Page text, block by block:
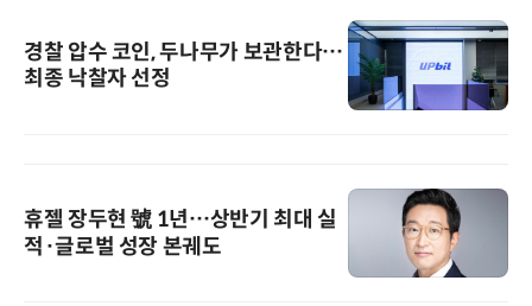
경찰 압수 코인, 두나무가 보관한다…
최종 낙찰자 선정
휴젤 장두현 號 1년…상반기 최대 실
적·글로벌 성장 본궤도